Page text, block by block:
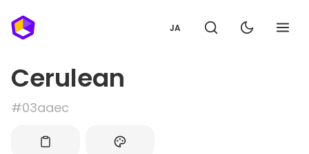
JA
Cerulean
#03aaec